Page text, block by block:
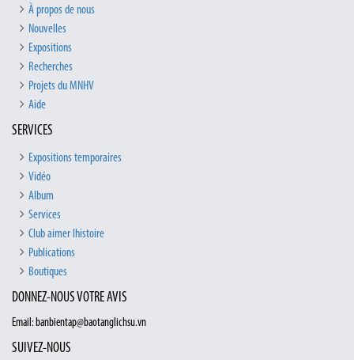
À propos de nous
Nouvelles
Expositions
Recherches
Projets du MNHV
Aide
SERVICES
Expositions temporaires
Vidéo
Album
Services
Club aimer lhistoire
Publications
Boutiques
DONNEZ-NOUS VOTRE AVIS
Email: banbientap@baotanglichsu.vn
SUIVEZ-NOUS